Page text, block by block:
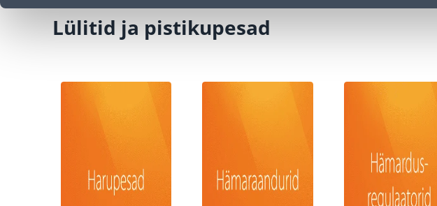
Lülitid ja pistikupesad